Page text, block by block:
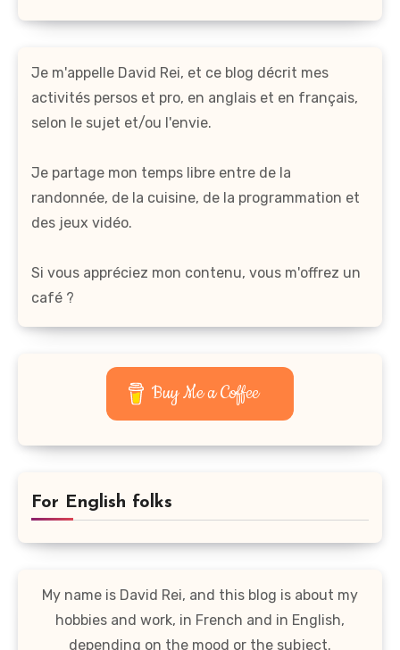
Je m'appelle David Rei, et ce blog décrit mes
activités persos et pro, en anglais et en français,
selon le sujet et/ou l'envie.
Je partage mon temps libre entre de la
randonnée, de la cuisine, de la programmation et
des jeux vidéo.
Si vous appréciez mon contenu, vous m'offrez un
café ?
Buy Me a Coffee
For English folks
My name is David Rei, and this blog is about my
hobbies and work, in French and in English,
depending on the mood or the subject.